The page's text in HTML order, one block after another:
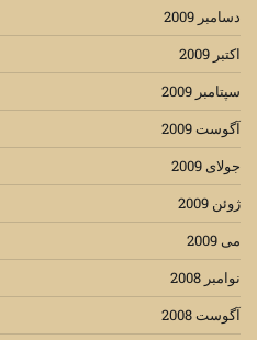
دسامبر 2009
اکتبر 2009
سپتامبر 2009
آگوست 2009
جولای 2009
ژوئن 2009
می 2009
نوامبر 2008
آگوست 2008